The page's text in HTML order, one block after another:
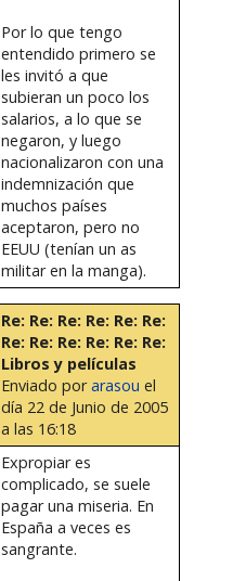
Por lo que tengo
entendido primero se
les invitó a que
subieran un poco los
salarios, a lo que se
negaron, y luego
nacionalizaron con una
indemnización que
muchos países
aceptaron, pero no
EEUU (tenían un as
militar en la manga).
Re: Re: Re: Re: Re: Re:
Re: Re: Re: Re: Re: Re:
Libros y películas
Enviado porarasou el
día 22 de Junio de 2005
a las 16:18
Expropiar es
complicado, se suele
pagar una miseria. En
España a veces es
sangrante.